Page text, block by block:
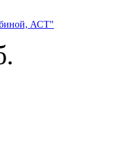
АСТ"